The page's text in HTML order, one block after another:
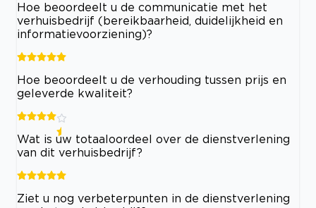
Hoe beoordeelt u de communicatie met het
verhuisbedrijf (bereikbaarheid, duidelijkheid en
informatievoorziening)?
Hoe beoordeelt u de verhouding tussen prijs en
geleverde kwaliteit?
Wat is uw totaaloordeel over de dienstverlening
van dit verhuisbedrijf?
Ziet u nog verbeterpunten in de dienstverlening